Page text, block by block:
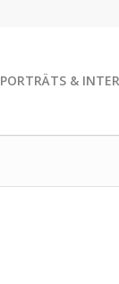
PORTRÄTS &